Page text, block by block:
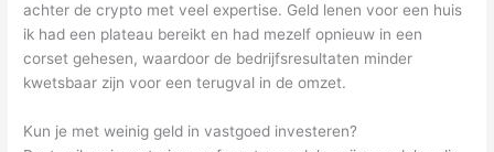
achter de crypto met veel expertise. Geld lenen voor een huis
ik had een plateau bereikt en had mezelf opnieuw in een
corset gehesen, waardoor de bedrijfsresultaten minder
kwetsbaar zijn voor een terugval in de omzet.
Kun je met weinig geld in vastgoed investeren?